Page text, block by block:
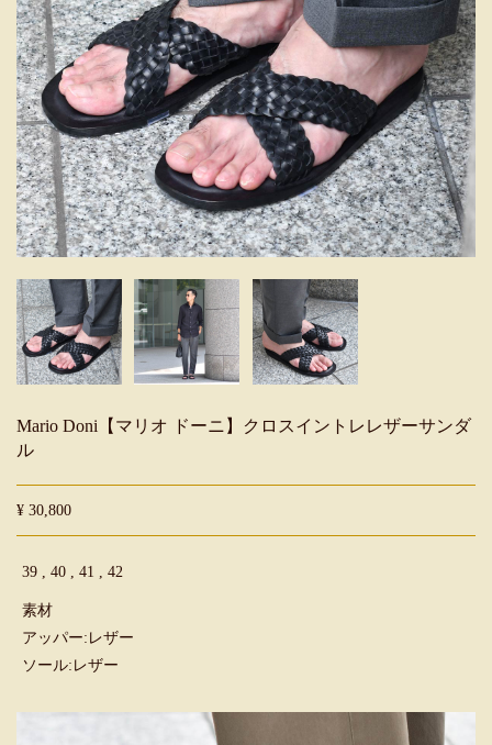
Mario Doni【マリオ ドーニ】クロスイントレレザーサンダ
ル
¥ 30,800
39 , 40 , 41 , 42
素材
アッパー:レザー
ソール:レザー